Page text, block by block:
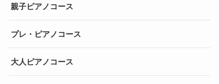
親子ピアノコース
プレ・ピアノコース
大人ピアノコース